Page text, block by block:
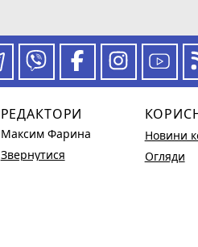
РЕДАКТОРИ
Максим Фарина
Звернутися
Новини
Огляди